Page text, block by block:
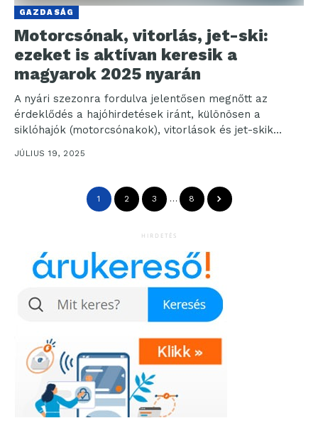
GAZDASÁG
Motorcsónak, vitorlás, jet-ski:
ezeket is aktívan keresik a
magyarok 2025 nyarán
A nyári szezonra fordulva jelentősen megnőtt az
érdeklődés a hajóhirdetések iránt, különösen a
siklóhajók (motorcsónakok), vitorlások és jet-skik
kategóriáiban. A Használtautó.hu legfrissebb adatai...
JÚLIUS 19, 2025
1 2 3 … 8
HIRDETÉS